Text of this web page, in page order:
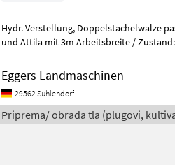
Hydr. Verstellung, Doppelstachelwalze passend zu Maschio Artiglio
und Attila mit 3m Arbeitsbreite / Zustand: Wenig
Eggers Landmaschinen
29562 Suhlendorf
Priprema/ obrada tla (plugovi,